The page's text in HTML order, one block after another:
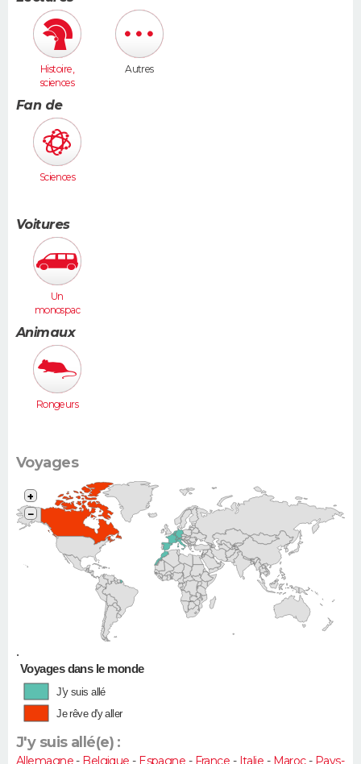
Histoire,
sciences
humaines
Autres
Fan de
Sciences
Voitures
Un
monospac
e (Espace,
Scénic,
Xsara
Picasso...)
Animaux
Rongeurs
Voyages
•
+
−
Voyages dans le monde
J'y suis allé
Je rêve d'y aller
J'y suis allé(e) :
Allemagne- Belgique - Espagne - France - Italie - Maroc- Pays-